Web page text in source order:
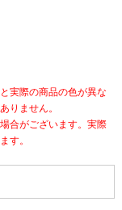
実際の商品の色が異な
りません。
合がございます。実際
す。